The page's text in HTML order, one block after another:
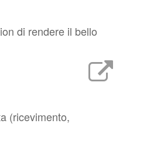
di rendere il bello
(ricevimento,